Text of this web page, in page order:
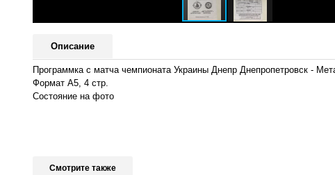
Описание
Программка с матча чемпионата Украины Днепр Днепропетровск -
Формат А5, 4 стр.
Состояние на фото
Смотрите также